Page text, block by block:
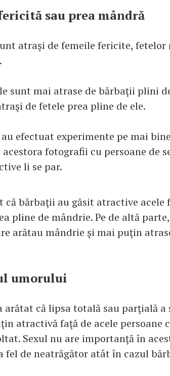
sau prea mândră
atraşi de femeile fericite,
sunt mai atrase de bărbaţii plini
de fetele prea pline de ele.
efectuat experimente pe mai
fotografii cu persoane de
li se par.
că bărbaţii au găsit atractive acele
pline de mândrie. Pe de altă
arătau mândrie şi mai puţin
umorului
arătat că lipsa totală sau parţială
atractivă faţă de acele persoane
Sexul nu are importanţă în
fel de neatrăgător atât în cazul